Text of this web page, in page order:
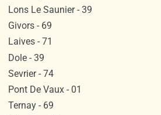
Lons Le Saunier - 39
Givors - 69
Laives - 71
Dole - 39
Sevrier - 74
Pont De Vaux - 01
Ternay - 69